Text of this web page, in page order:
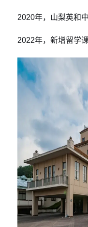
2020年，山梨英和
2022年，新增留学课